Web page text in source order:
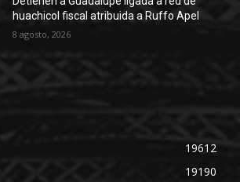
huachicol fiscal atribuida a Ruffo Apel
8 agosto, 2026
19612
19190